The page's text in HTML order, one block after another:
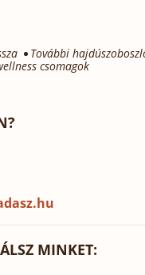
További
csomagok
MINKET: